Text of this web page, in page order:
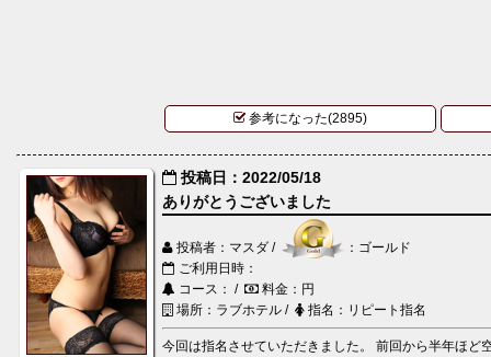
参考になった(2895)
投稿日：2022/05/18
ありがとうございました
投稿者：マスダ /
：ゴールド
ご利用日時：
コース： /
料金：円
場所：ラブホテル /
指名：リピート指名
今回は指名させていただきました。 前回から半年ほど